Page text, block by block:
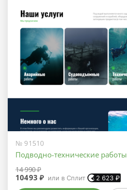
№ 91510
Подводно-технические работы
14 990 ₽
10493 ₽ или в Сплит 2 623 ₽